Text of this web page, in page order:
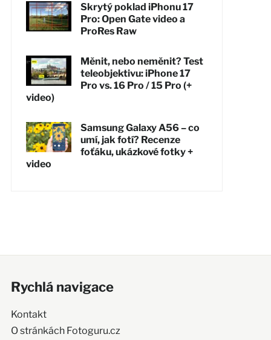
Skrytý poklad iPhonu 17
Pro: Open Gate video a
ProRes Raw
Měnit, nebo neměnit? Test
teleobjektivu: iPhone 17
Pro vs. 16 Pro / 15 Pro (+
video)
Samsung Galaxy A56 – co
umí, jak fotí? Recenze
foťáku, ukázkové fotky +
video
Rychlá navigace
Kontakt
O stránkách Fotoguru.cz